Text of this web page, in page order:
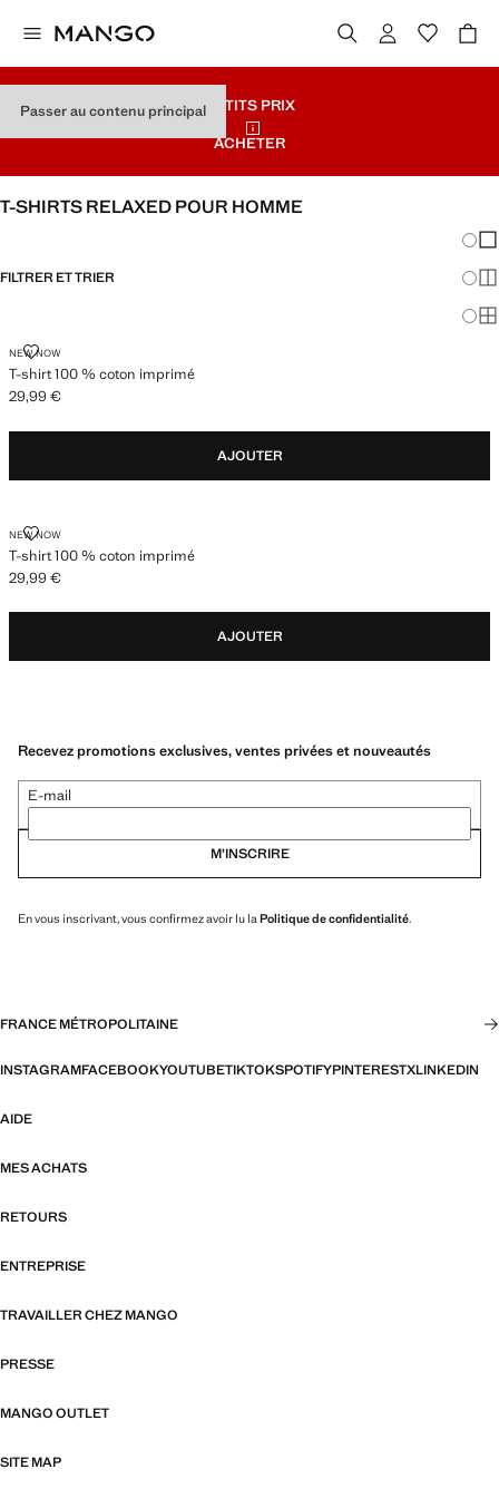
Passer au contenu principalPETITS PRIX
ACHETER
T-SHIRTS RELAXED POUR HOMME
FILTRER ET TRIER
NEW NOW
T-shirt 100 % coton imprimé
T-SHIRT 100 % COTON IMPRIMÉ
Prix actuel [29,99 € ]
29,99 €
AJOUTER
NEW NOW
T-shirt 100 % coton imprimé
T-SHIRT 100 % COTON IMPRIMÉ
Prix actuel [29,99 € ]
29,99 €
AJOUTER
Recevez promotions exclusives, ventes privées et nouveautés
E-mail
M’INSCRIRE
En vous inscrivant, vous confirmez avoir lu la Politique de confidentialité.
FRANCE MÉTROPOLITAINE
INSTAGRAMFACEBOOKYOUTUBETIKTOKSPOTIFYPINTERESTXLINKEDIN
AIDE
MES ACHATS
RETOURS
ENTREPRISE
TRAVAILLER CHEZ MANGO
PRESSE
MANGO OUTLET
SITE MAP